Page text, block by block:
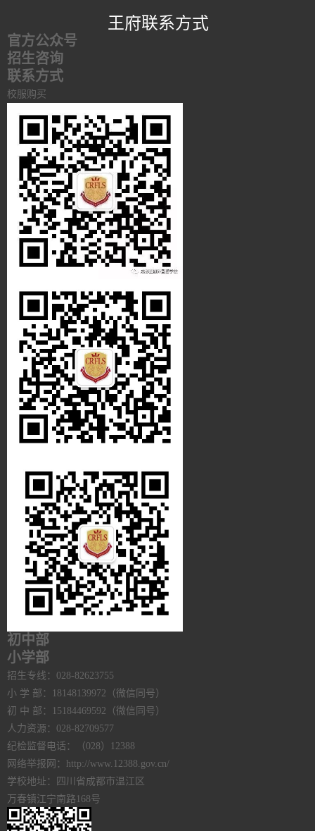
王府联系方式
官方公众号
招生咨询
联系方式
校服购买
初中部
小学部
招生专线：028-82623755
小 学 部：18148139972（微信同号）
初 中 部：15184469592（微信同号）
人力资源：028-82709577
纪检监督电话：（028）12388
网络举报网：http://www.12388.gov.cn/
学校地址：四川省成都市温江区
万春镇江宁南路168号